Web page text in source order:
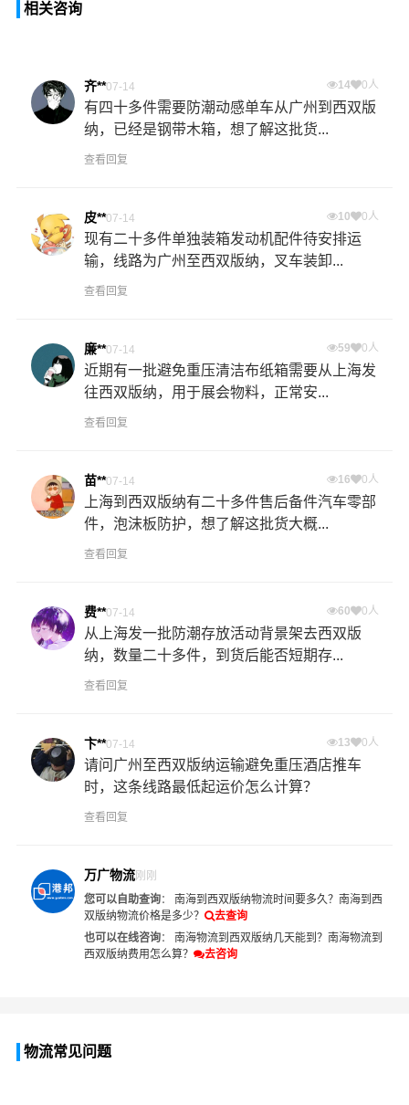
相关咨询
齐**07-14 14 0人
有四十多件需要防潮动感单车从广州到西双版
纳，已经是钢带木箱，想了解这批货...
查看回复
皮**07-14 10 0人
现有二十多件单独装箱发动机配件待安排运
输，线路为广州至西双版纳，叉车装卸...
查看回复
廉**07-14 59 0人
近期有一批避免重压清洁布纸箱需要从上海发
往西双版纳，用于展会物料，正常安...
查看回复
苗**07-14 16 0人
上海到西双版纳有二十多件售后备件汽车零部
件，泡沫板防护，想了解这批货大概...
查看回复
费**07-14 60 0人
从上海发一批防潮存放活动背景架去西双版
纳，数量二十多件，到货后能否短期存...
查看回复
卞**07-14 13 0人
请问广州至西双版纳运输避免重压酒店推车
时，这条线路最低起运价怎么计算？
查看回复
万广物流刚刚
您可以自助查询： 南海到西双版纳物流时间要多久？ 南海到西
双版纳物流价格是多少？
去查询
也可以在线咨询： 南海物流到西双版纳几天能到？ 南海物流到
西双版纳费用怎么算？
去咨询
物流常见问题